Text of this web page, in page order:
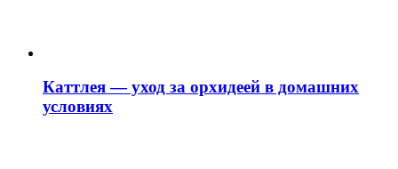
Каттлея — уход за орхидеей в домашних
условиях